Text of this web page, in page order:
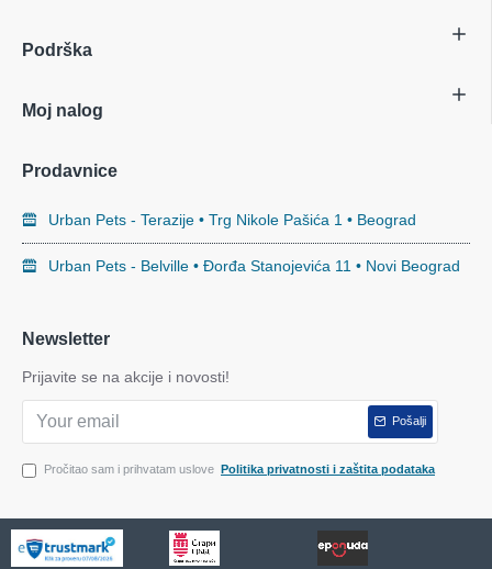
Podrška
Moj nalog
Prodavnice
Urban Pets - Terazije • Trg Nikole Pašića 1 • Beograd
Urban Pets - Belville • Đorđa Stanojevića 11 • Novi Beograd
Newsletter
Prijavite se na akcije i novosti!
Pošalji
Pročitao sam i prihvatam uslove Politika privatnosti i zaštita podataka